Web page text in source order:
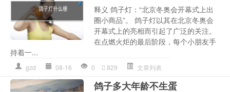
释义 鸽子灯：“北京冬奥会开幕式上出
圈小商品”。 鸽子灯以其在北京冬奥会
开幕式上的亮相而引起了广泛的关注。
在点燃火炬的最后阶段，每个小朋友手
持着一...
gzd 08-16 0 829 文章列表
鸽子多大年龄不生蛋